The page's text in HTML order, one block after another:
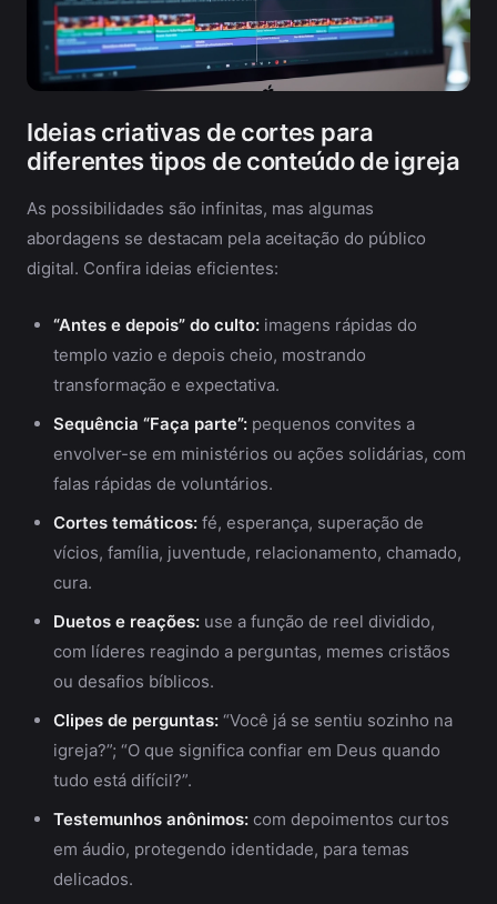
Ideias criativas de cortes para
diferentes tipos de conteúdo de igreja
As possibilidades são infinitas, mas algumas
abordagens se destacam pela aceitação do público
digital. Confira ideias eficientes:
“Antes e depois” do culto: imagens rápidas do
templo vazio e depois cheio, mostrando
transformação e expectativa.
Sequência “Faça parte”: pequenos convites a
envolver-se em ministérios ou ações solidárias, com
falas rápidas de voluntários.
Cortes temáticos: fé, esperança, superação de
vícios, família, juventude, relacionamento, chamado,
cura.
Duetos e reações: use a função de reel dividido,
com líderes reagindo a perguntas, memes cristãos
ou desafios bíblicos.
Clipes de perguntas: “Você já se sentiu sozinho na
igreja?”; “O que significa confiar em Deus quando
tudo está difícil?”.
Testemunhos anônimos: com depoimentos curtos
em áudio, protegendo identidade, para temas
delicados.